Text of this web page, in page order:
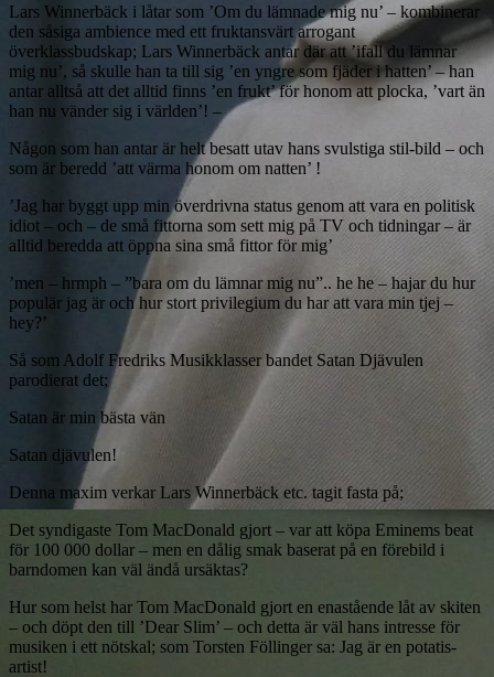
Lars Winnerbäck i låtar som ’Om du lämnade mig nu’ – kombinerar
den såsiga ambience med ett fruktansvärt arrogant
överklassbudskap; Lars Winnerbäck antar där att ’ifall du lämnar
mig nu’, så skulle han ta till sig ’en yngre som fjäder i hatten’ – han
antar alltså att det alltid finns ’en frukt’ för honom att plocka, ’vart än
han nu vänder sig i världen’! –
Någon som han antar är helt besatt utav hans svulstiga stil-bild – och
som är beredd ’att värma honom om natten’ !
’Jag har byggt upp min överdrivna status genom att vara en politisk
idiot – och – de små fittorna som sett mig på TV och tidningar – är
alltid beredda att öppna sina små fittor för mig’
’men – hrmph – ”bara om du lämnar mig nu”.. he he – hajar du hur
populär jag är och hur stort privilegium du har att vara min tjej –
hey?’
Så som Adolf Fredriks Musikklasser bandet Satan Djävulen
parodierat det;
Satan är min bästa vän
Satan djävulen!
Denna maxim verkar Lars Winnerbäck etc. tagit fasta på;
Det syndigaste Tom MacDonald gjort – var att köpa Eminems beat
för 100 000 dollar – men en dålig smak baserat på en förebild i
barndomen kan väl ändå ursäktas?
Hur som helst har Tom MacDonald gjort en enastående låt av skiten
– och döpt den till ’Dear Slim’ – och detta är väl hans intresse för
musiken i ett nötskal; som Torsten Föllinger sa: Jag är en potatis-
artist!